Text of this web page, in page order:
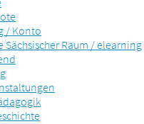
/ Konto
Sächsischer Raum / elearning